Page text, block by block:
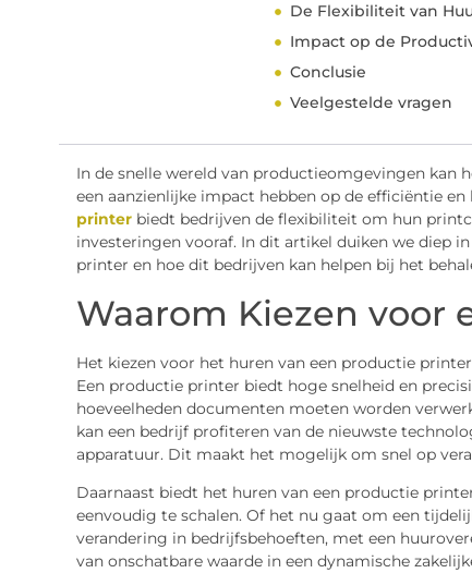
De Flexibiliteit van
Impact op de
Conclusie
Veelgestelde vragen
In de snelle wereld van productieomgevingen kan
een aanzienlijke impact hebben op de efficiëntie
printerbiedt bedrijven de flexibiliteit om hun
investeringen vooraf. In dit artikel duiken we diep
printer en hoe dit bedrijven kan helpen bij het
Waarom Kiezen voor
Het kiezen voor het huren van een productie
Een productie printer biedt hoge snelheid en
hoeveelheden documenten moeten worden
kan een bedrijf profiteren van de nieuwste
apparatuur. Dit maakt het mogelijk om snel op
Daarnaast biedt het huren van een productie
eenvoudig te schalen. Of het nu gaat om een
verandering in bedrijfsbehoeften, met een
van onschatbare waarde in een dynamische